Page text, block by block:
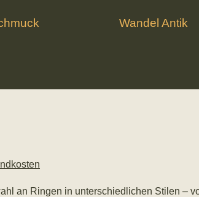
Wandel Antik
an Ringen in unterschiedlichen Stilen –